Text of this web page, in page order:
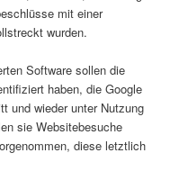
mit einer
wurden.
Software sollen die
haben, die Google
und wieder unter Nutzung
sie Websitebesuche
diese letztlich